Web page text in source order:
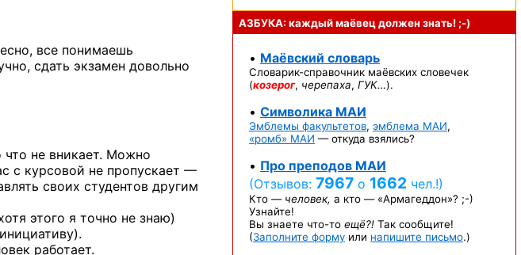
все понимаешь
сдать экзамен довольно
что не вникает. Можно
с курсовой не пропускает —
своих студентов другим
этого я точно не знаю)
работает.
АЗБУКА: каждый маёвец должензнать! ;-)
• Маёвский словарь
Словарик-справочник маёвских словечек
(козерог, черепаха, ГУК…).
• Символика МАИ
Эмблемы факультетов, эмблема МАИ,
«ромб» МАИ — откуда взялись?
• Про преподов МАИ
(Отзывов: 7967 о 1662 чел.!)
Кто — человек, а кто — «Армагеддон»? ;-)
Узнайте!
Вы знаете что-то ещё?! Так сообщите!
(Заполните форму или напишите письмо.)